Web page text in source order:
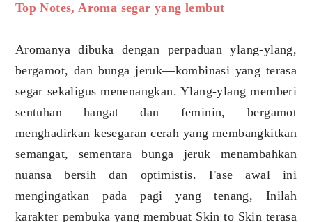
Top Notes, Aroma segar yang lembut
Aromanya dibuka dengan perpaduan ylang-ylang,
bergamot, dan bunga jeruk—kombinasi yang terasa
segar sekaligus menenangkan. Ylang-ylang memberi
sentuhan hangat dan feminin, bergamot
menghadirkan kesegaran cerah yang membangkitkan
semangat, sementara bunga jeruk menambahkan
nuansa bersih dan optimistis. Fase awal ini
mengingatkan pada pagi yang tenang, Inilah
karakter pembuka yang membuat Skin to Skin terasa